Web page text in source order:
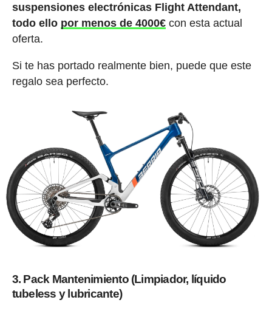
suspensiones electrónicas Flight Attendant,
todo ello por menos de 4000€ con esta actual
oferta.
Si te has portado realmente bien, puede que este
regalo sea perfecto.
3. Pack Mantenimiento (Limpiador, líquido
tubeless y lubricante)